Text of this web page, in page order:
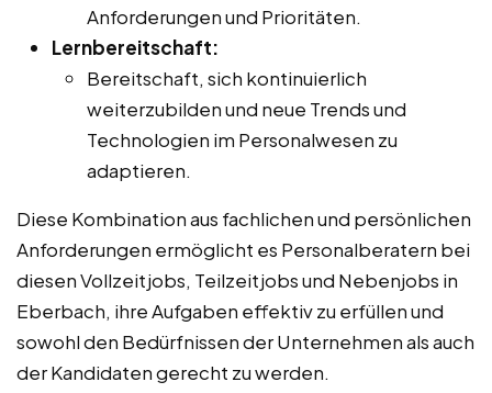
Anforderungen und Prioritäten.
Lernbereitschaft:
Bereitschaft, sich kontinuierlich
weiterzubilden und neue Trends und
Technologien im Personalwesen zu
adaptieren.
Diese Kombination aus fachlichen und persönlichen
Anforderungen ermöglicht es Personalberatern bei
diesen Vollzeitjobs, Teilzeitjobs und Nebenjobs in
Eberbach, ihre Aufgaben effektiv zu erfüllen und
sowohl den Bedürfnissen der Unternehmen als auch
der Kandidaten gerecht zu werden.